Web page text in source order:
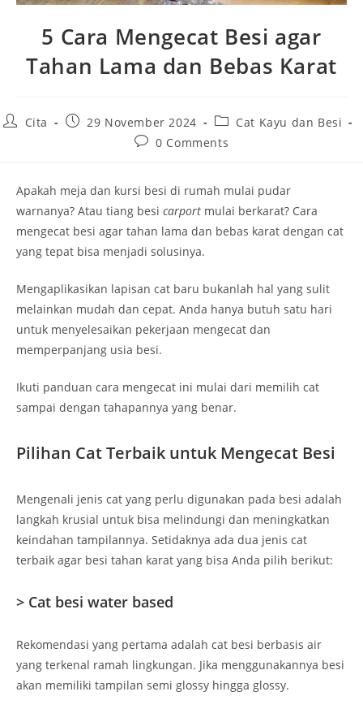
5 Cara Mengecat Besi agar
Tahan Lama dan Bebas Karat
PostCita
Post29 November 2024
Post
category:
Cat Kayu dan Besi
Post0 Comments
Apakah meja dan kursi besi di rumah mulai pudar
warnanya? Atau tiang besi carport mulai berkarat? Cara
mengecat besi agar tahan lama dan bebas karat dengan cat
yang tepat bisa menjadi solusinya.
Mengaplikasikan lapisan cat baru bukanlah hal yang sulit
melainkan mudah dan cepat. Anda hanya butuh satu hari
untuk menyelesaikan pekerjaan mengecat dan
memperpanjang usia besi.
Ikuti panduan cara mengecat ini mulai dari memilih cat
sampai dengan tahapannya yang benar.
Pilihan Cat Terbaik untuk Mengecat Besi
Mengenali jenis cat yang perlu digunakan pada besi adalah
langkah krusial untuk bisa melindungi dan meningkatkan
keindahan tampilannya. Setidaknya ada dua jenis cat
terbaik agar besi tahan karat yang bisa Anda pilih berikut:
> Cat besi water based
Rekomendasi yang pertama adalah cat besi berbasis air
yang terkenal ramah lingkungan. Jika menggunakannya besi
akan memiliki tampilan semi glossy hingga glossy.